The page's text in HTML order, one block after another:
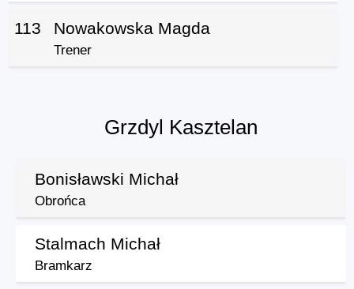
113 Nowakowska Magda
Trener
Grzdyl Kasztelan
Bonisławski Michał
Obrońca
Stalmach Michał
Bramkarz